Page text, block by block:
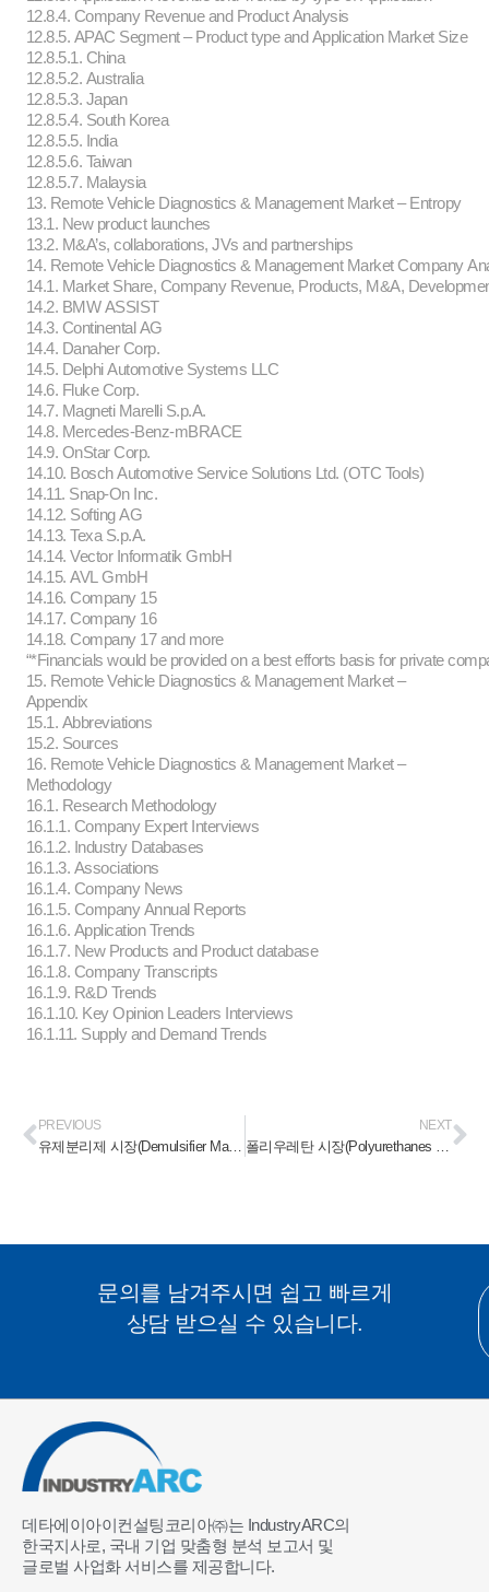
12.8.4. Company Revenue and Product Analysis
12.8.5. APAC Segment – Product type and Application Market Size
12.8.5.1. China
12.8.5.2. Australia
12.8.5.3. Japan
12.8.5.4. South Korea
12.8.5.5. India
12.8.5.6. Taiwan
12.8.5.7. Malaysia
13. Remote Vehicle Diagnostics & Management Market – Entropy
13.1. New product launches
13.2. M&A’s, collaborations, JVs and partnerships
14. Remote Vehicle Diagnostics & Management Market Company
14.1. Market Share, Company Revenue, Products, M&A,
14.2. BMW ASSIST
14.3. Continental AG
14.4. Danaher Corp.
14.5. Delphi Automotive Systems LLC
14.6. Fluke Corp.
14.7. Magneti Marelli S.p.A.
14.8. Mercedes-Benz-mBRACE
14.9. OnStar Corp.
14.10. Bosch Automotive Service Solutions Ltd. (OTC Tools)
14.11. Snap-On Inc.
14.12. Softing AG
14.13. Texa S.p.A.
14.14. Vector Informatik GmbH
14.15. AVL GmbH
14.16. Company 15
14.17. Company 16
14.18. Company 17 and more
“*Financials would be provided on a best efforts basis for private
15. Remote Vehicle Diagnostics & Management Market –
Appendix
15.1. Abbreviations
15.2. Sources
16. Remote Vehicle Diagnostics & Management Market –
Methodology
16.1. Research Methodology
16.1.1. Company Expert Interviews
16.1.2. Industry Databases
16.1.3. Associations
16.1.4. Company News
16.1.5. Company Annual Reports
16.1.6. Application Trends
16.1.7. New Products and Product database
16.1.8. Company Transcripts
16.1.9. R&D Trends
16.1.10. Key Opinion Leaders Interviews
16.1.11. Supply and Demand Trends
PREVIOUS
유제분리제 시장(Demulsifier Market) 2024-2030
NEXT
문의를 남겨주시면 쉽고 빠르게
상담 받으실 수 있습니다.
데타에이아이컨설팅코리아㈜는 IndustryARC의
한국지사로, 국내 기업 맞춤형 분석 보고서 및
글로벌 사업화 서비스를 제공합니다.